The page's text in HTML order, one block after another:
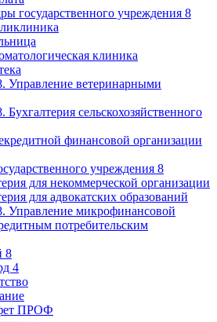
государственного учреждения 8
клиника
Управление ветеринарными
сельскохозяйственного
финансовой организации
учреждения 8
для некоммерческой организации
для адвокатских образований
Управление микрофинансовой
потребительским
8
4
ПРОФ